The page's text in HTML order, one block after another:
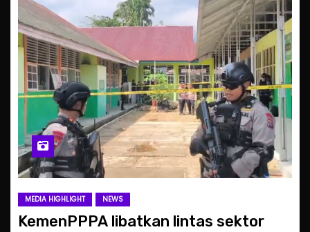
MEDIA HIGHLIGHT NEWS
KemenPPPA libatkan lintas sektor